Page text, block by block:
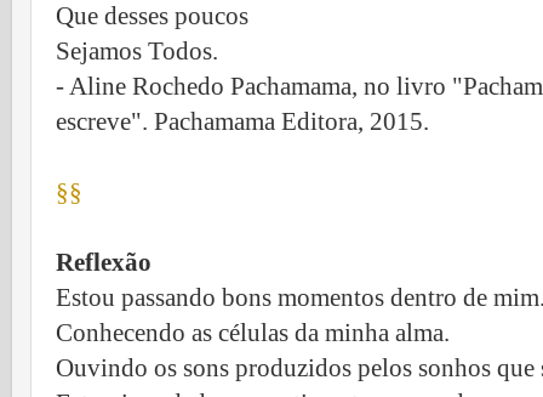
Que desses poucos
Sejamos Todos.
- Aline Rochedo Pachamama, no livro
escreve". Pachamama Editora, 2015.
§§
Reflexão
Estou passando bons momentos dentro de
Conhecendo as células da minha alma.
Ouvindo os sons produzidos pelos sonhos que